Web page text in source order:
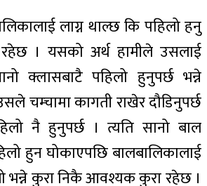
लाग्न थाल्छ कि पहिलो हनु
। यसको अर्थ हामीले उसलाई
क्लासबाटै पहिलो हुनुपर्छ भन्ने
चम्चामा कागती राखेर दौडिनुपर्छ
नै हुनुपर्छ । त्यति सानो बाल
हुन घोकाएपछि बालबालिकालाई
भन्ने कुरा निकै आवश्यक कुरा रहेछ ।